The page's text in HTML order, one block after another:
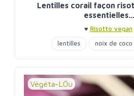
Lentilles corail façon
essentielles...
♥ Risotto vegan
lentilles
noix de coco
Végéta-LÖu